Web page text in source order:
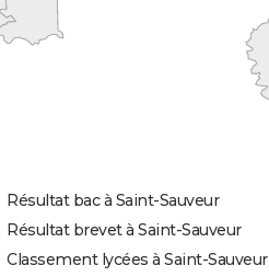
Résultat bac à Saint-Sauveur
Résultat brevet à Saint-Sauveur
Classement lycées à Saint-Sauveur